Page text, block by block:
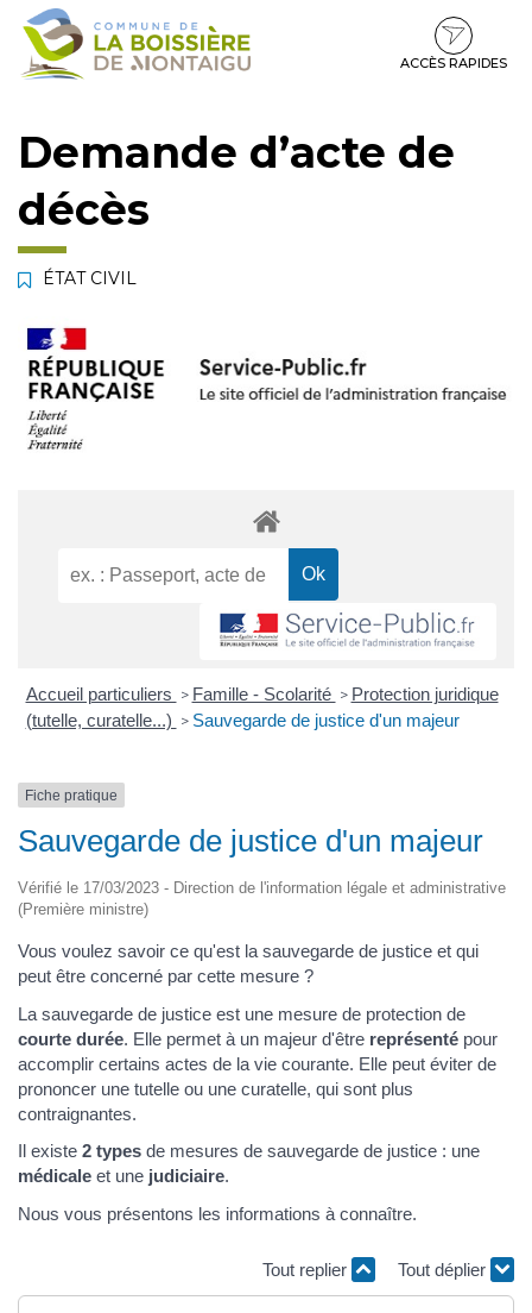
Gestion des traceurs
Aller
Aller
contenu
Aller
pied
ACCÈS RAPIDES
Demande d’acte de
décès
ÉTAT CIVIL
Accueil particuliers > Famille - Scolarité > Protection juridique
(tutelle, curatelle...) > Sauvegarde de justice d'un majeur
Fiche pratique
Sauvegarde de justice d'un majeur
Vérifié le 17/03/2023 - Direction de l'information légale et administrative
(Première ministre)
Vous voulez savoir ce qu'est la sauvegarde de justice et qui
peut être concerné par cette mesure ?
La sauvegarde de justice est une mesure de protection de
courte durée. Elle permet à un majeur d'être représenté pour
accomplir certains actes de la vie courante. Elle peut éviter de
prononcer une tutelle ou une curatelle, qui sont plus
contraignantes.
Il existe 2 types de mesures de sauvegarde de justice : une
médicale et une judiciaire.
Nous vous présentons les informations à connaître.
Tout replier Tout déplier